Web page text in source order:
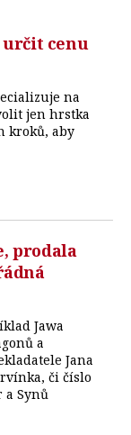
určit cenu
na
jen hrstka
kroků, aby
prodala
Jawa
a
Jana
či číslo
a Synů